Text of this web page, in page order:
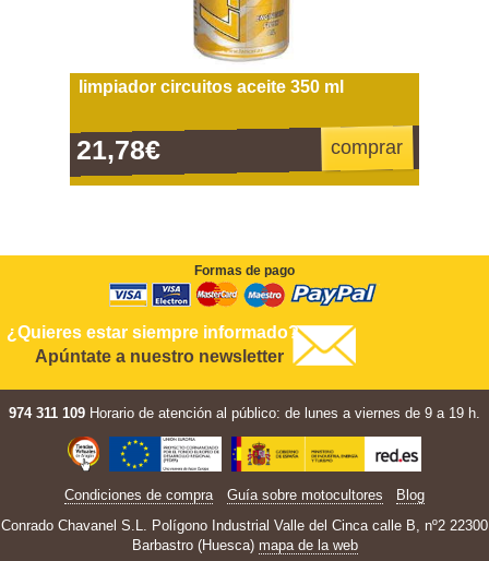
limpiador circuitos aceite 350 ml
21,78€ comprar
Formas de pago
¿Quieres estar siempre informado?
Apúntate a nuestro newsletter
974 311 109 Horario de atención al público: de lunes a viernes de 9 a 19 h.
Condiciones de compra Guía sobre motocultores
Blog
Conrado Chavanel S.L. Polígono Industrial Valle del Cinca calle B, nº2 22300
Barbastro (Huesca) mapa de la web